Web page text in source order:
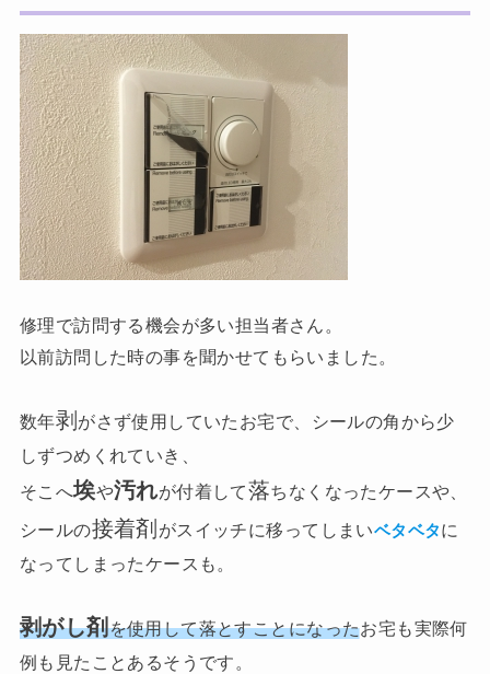
修理で訪問する機会が多い担当者さん。
以前訪問した時の事を聞かせてもらいました。
数年剥 がさず使用していたお宅で、シールの角から少
しずつめくれていき、
そこへ埃や汚れが付着して落ちなくなったケースや、
シールの接着剤 がスイッチに移ってしまいベタベタに
なってしまったケースも。
剥がし剤を使用して落とすことになったお宅も実際何
例も見たことあるそうです。